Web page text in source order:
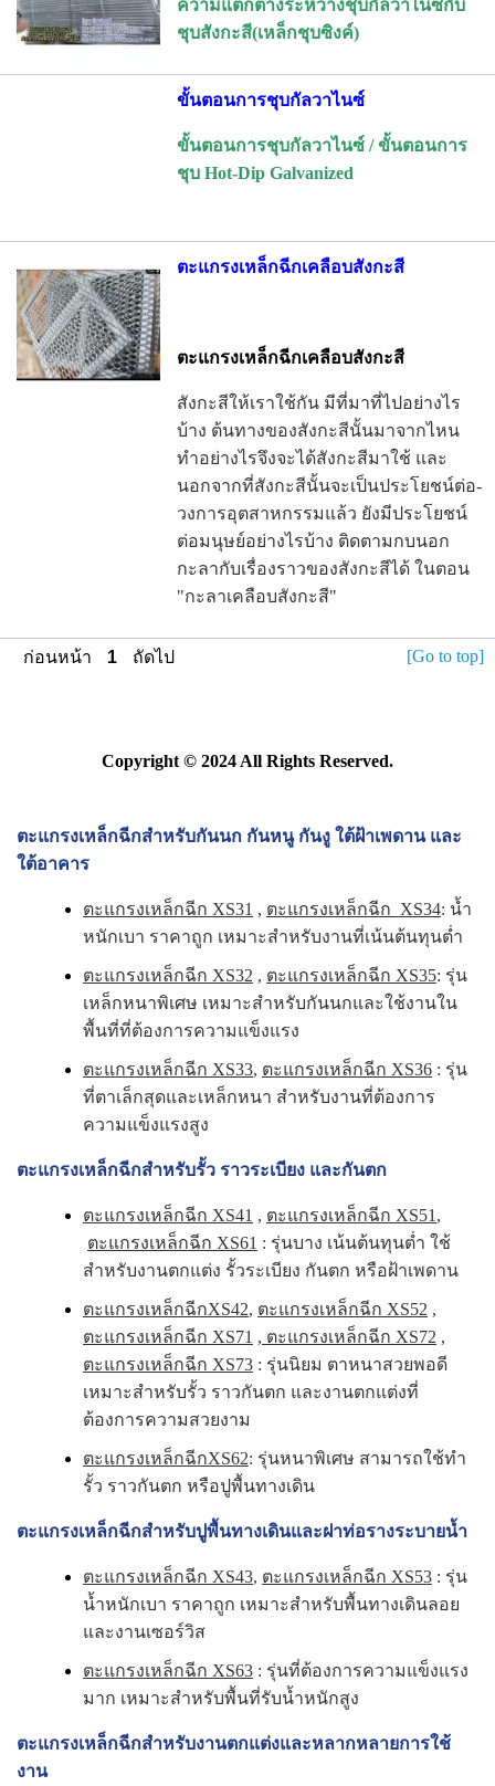
ความแตกต่างระหว่างชุบกัลวาไนซ์กับ
ชุบสังกะสี(เหล็กชุบซิงค์)
ขั้นตอนการชุบกัลวาไนซ์
ขั้นตอนการชุบกัลวาไนซ์ / ขั้นตอนการ
ชุบ Hot-Dip Galvanized
ตะแกรงเหล็กฉีกเคลือบสังกะสี
ตะแกรงเหล็กฉีกเคลือบสังกะสี
สังกะสีให้เราใช้กัน มีที่มาที่ไปอย่างไร
บ้าง ต้นทางของสังกะสีนั้นมาจากไหน
ทำอย่างไรจึงจะได้สังกะสีมาใช้ และ
นอกจากที่สังกะสีนั้นจะเป็นประโยชน์ต่อ­
วงการอุตสาหกรรมแล้ว ยังมีประโยชน์
ต่อมนุษย์อย่างไรบ้าง ติดตามกบนอก
กะลากับเรื่องราวของสังกะสีได้ ในตอน
"กะลาเคลือบสังกะสี"
ก่อนหน้า 1 ถัดไป [Go to top]
Copyright © 2024 All Rights Reserved.
ตะแกรงเหล็กฉีกสำหรับกันนก กันหนู กันงู ใต้ฝ้าเพดาน และ
ใต้อาคาร
ตะแกรงเหล็กฉีก XS31 , ตะแกรงเหล็กฉีก XS34: น้ำ
หนักเบา ราคาถูก เหมาะสำหรับงานที่เน้นต้นทุนต่ำ
ตะแกรงเหล็กฉีก XS32 , ตะแกรงเหล็กฉีก XS35: รุ่น
เหล็กหนาพิเศษ เหมาะสำหรับกันนกและใช้งานใน
พื้นที่ที่ต้องการความแข็งแรง
ตะแกรงเหล็กฉีก XS33, ตะแกรงเหล็กฉีก XS36 : รุ่น
ที่ตาเล็กสุดและเหล็กหนา สำหรับงานที่ต้องการ
ความแข็งแรงสูง
ตะแกรงเหล็กฉีกสำหรับรั้ว ราวระเบียง และกันตก
ตะแกรงเหล็กฉีก XS41 , ตะแกรงเหล็กฉีก XS51 ,
ตะแกรงเหล็กฉีก XS61 : รุ่นบาง เน้นต้นทุนต่ำ ใช้
สำหรับงานตกแต่ง รั้วระเบียง กันตก หรือฝ้าเพดาน
ตะแกรงเหล็กฉีกXS42, ตะแกรงเหล็กฉีก XS52 ,
ตะแกรงเหล็กฉีก XS71 , ตะแกรงเหล็กฉีก XS72 ,
ตะแกรงเหล็กฉีก XS73 : รุ่นนิยม ตาหนาสวยพอดี
เหมาะสำหรับรั้ว ราวกันตก และงานตกแต่งที่
ต้องการความสวยงาม
ตะแกรงเหล็กฉีกXS62: รุ่นหนาพิเศษ สามารถใช้ทำ
รั้ว ราวกันตก หรือปูพื้นทางเดิน
ตะแกรงเหล็กฉีกสำหรับปูพื้นทางเดินและฝาท่อรางระบายน้ำ
ตะแกรงเหล็กฉีก XS43, ตะแกรงเหล็กฉีก XS53 : รุ่น
น้ำหนักเบา ราคาถูก เหมาะสำหรับพื้นทางเดินลอย
และงานเซอร์วิส
ตะแกรงเหล็กฉีก XS63 : รุ่นที่ต้องการความแข็งแรง
มาก เหมาะสำหรับพื้นที่รับน้ำหนักสูง
ตะแกรงเหล็กฉีกสำหรับงานตกแต่งและหลากหลายการใช้
งาน